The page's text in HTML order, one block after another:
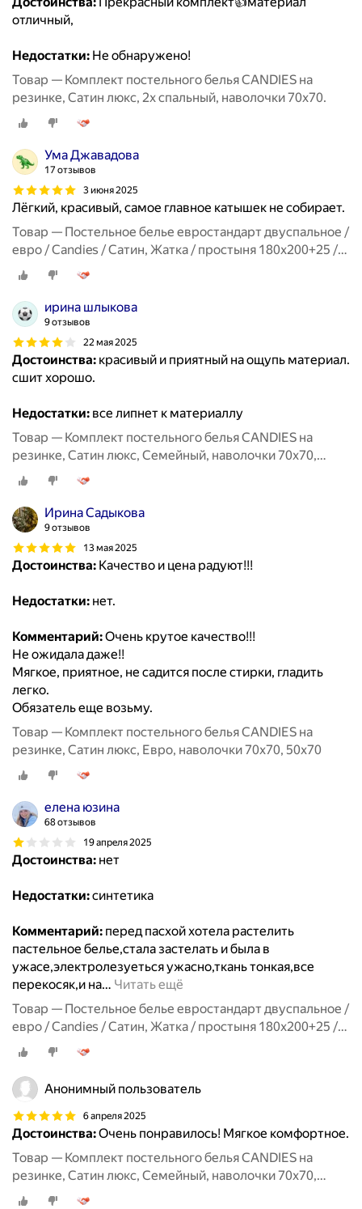
отличный,
Недостатки: Не обнаружено!
Товар — Комплект постельного белья CANDIES на
резинке, Сатин люкс, 2х спальный, наволочки 70x70.
Ума Джавадова
17 отзывов
3 июня 2025
Лёгкий, красивый, самое главное катышек не собирает.
Товар — Постельное белье евростандарт двуспальное /
евро / Candies / Сатин, Жатка / простыня 180x200+25 /
пододеяльник 200x220 / 4 Наволочки 50x70-2, 70x70-2
ирина шлыкова
9 отзывов
22 мая 2025
Достоинства: красивый и приятный на ощупь материал.
сшит хорошо.
Недостатки: все липнет к материаллу
Товар — Комплект постельного белья CANDIES на
резинке, Сатин люкс, Семейный, наволочки 70x70,
50x70
Ирина Садыкова
9 отзывов
13 мая 2025
Достоинства: Качество и цена радуют!!!
Недостатки: нет.
Комментарий:Очень крутое качество!!!
Не ожидала даже!!
Мягкое, приятное, не садится после стирки, гладить
легко.
Обязатель еще возьму.
Товар — Комплект постельного белья CANDIES на
резинке, Сатин люкс, Евро, наволочки 70x70, 50x70
елена юзина
68 отзывов
19 апреля 2025
Достоинства: нет
Недостатки:синтетика
Комментарий: перед пасхой хотела растелить
пастельное белье,стала застелать и была в
ужасе,электролезуеться ужасно,ткань тонкая,все
перекосяк,и на… Читать ещё
Товар — Постельное белье евростандарт двуспальное /
евро / Candies / Сатин, Жатка / простыня 180x200+25 /
пододеяльник 200x220 / 4 Наволочки 50x70-2, 70x70-2
Анонимный пользователь
6 апреля 2025
Достоинства:Очень понравилось! Мягкое комфортное.
Товар — Комплект постельного белья CANDIES на
резинке, Сатин люкс, Семейный, наволочки 70x70,
50x70